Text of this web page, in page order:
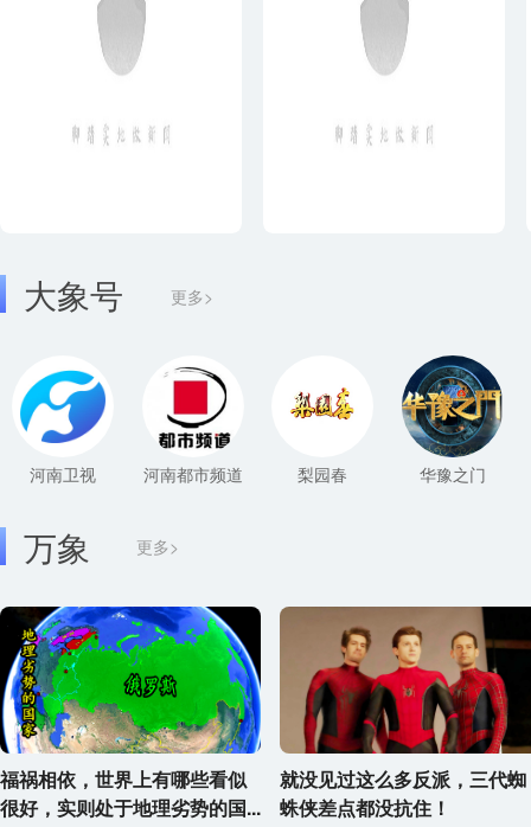
大象号 更多>
河南卫视 河南都市频道 梨园春 华豫之门
更多>
万象
福祸相依，世界上有哪些看似
很好，实则处于地理劣势的国...
就没见过这么多反派，三代蜘
蛛侠差点都没抗住！